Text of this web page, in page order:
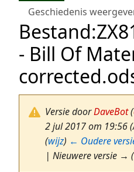
Geschiedenis
Bestand:
- Bill Of
Versie doorDaveBot(
2 jul 2017 om 19:56
(wijz) ← Oudere
| Nieuwere versie →